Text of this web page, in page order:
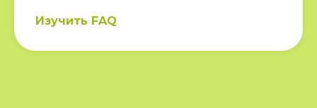
Изучить FAQ
ВКОНТАКТЕ